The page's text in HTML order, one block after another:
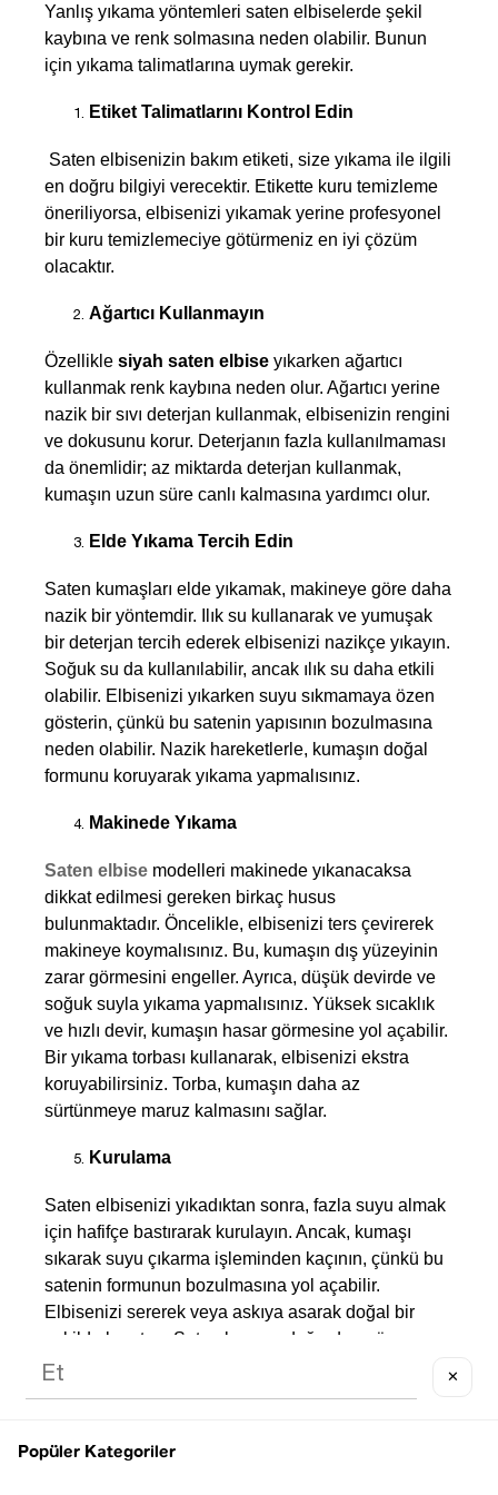
Yanlış yıkama yöntemleri saten elbiselerde şekil
kaybına ve renk solmasına neden olabilir. Bunun
için yıkama talimatlarına uymak gerekir.
Etiket Talimatlarını Kontrol Edin
Saten elbisenizin bakım etiketi, size yıkama ile ilgili
en doğru bilgiyi verecektir. Etikette kuru temizleme
öneriliyorsa, elbisenizi yıkamak yerine profesyonel
bir kuru temizlemeciye götürmeniz en iyi çözüm
olacaktır.
Ağartıcı Kullanmayın
Özellikle siyah saten elbise yıkarken ağartıcı
kullanmak renk kaybına neden olur. Ağartıcı yerine
nazik bir sıvı deterjan kullanmak, elbisenizin rengini
ve dokusunu korur. Deterjanın fazla kullanılmaması
da önemlidir; az miktarda deterjan kullanmak,
kumaşın uzun süre canlı kalmasına yardımcı olur.
Elde Yıkama Tercih Edin
Saten kumaşları elde yıkamak, makineye göre daha
nazik bir yöntemdir. Ilık su kullanarak ve yumuşak
bir deterjan tercih ederek elbisenizi nazikçe yıkayın.
Soğuk su da kullanılabilir, ancak ılık su daha etkili
olabilir. Elbisenizi yıkarken suyu sıkmamaya özen
gösterin, çünkü bu satenin yapısının bozulmasına
neden olabilir. Nazik hareketlerle, kumaşın doğal
formunu koruyarak yıkama yapmalısınız.
Makinede Yıkama
Saten elbise modelleri makinede yıkanacaksa
dikkat edilmesi gereken birkaç husus
bulunmaktadır. Öncelikle, elbisenizi ters çevirerek
makineye koymalısınız. Bu, kumaşın dış yüzeyinin
zarar görmesini engeller. Ayrıca, düşük devirde ve
soğuk suyla yıkama yapmalısınız. Yüksek sıcaklık
ve hızlı devir, kumaşın hasar görmesine yol açabilir.
Bir yıkama torbası kullanarak, elbisenizi ekstra
koruyabilirsiniz. Torba, kumaşın daha az
sürtünmeye maruz kalmasını sağlar.
Kurulama
Saten elbisenizi yıkadıktan sonra, fazla suyu almak
için hafifçe bastırarak kurulayın. Ancak, kumaşı
sıkarak suyu çıkarma işleminden kaçının, çünkü bu
satenin formunun bozulmasına yol açabilir.
Elbisenizi sererek veya askıya asarak doğal bir
şekilde kurutun. Saten kumaş, doğrudan güneş
ışığından zarar görebileceğinden, kuruma işlemini
✕
Popüler Kategoriler